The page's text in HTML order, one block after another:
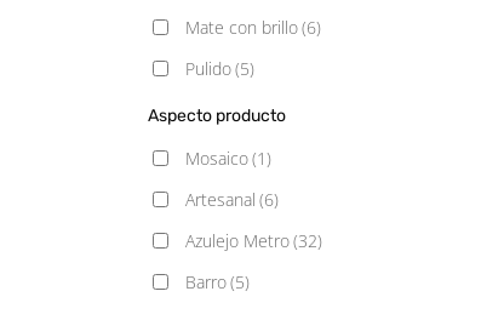
Mate con brillo(6)
Pulido(5)
Satinado (10)
Semipulido
Aspecto producto
Mosaico(1)
Artesanal (6)
Azulejo Metro(32)
Barro(5)